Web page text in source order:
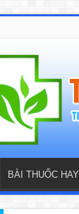
BÀI THUỐC HAY